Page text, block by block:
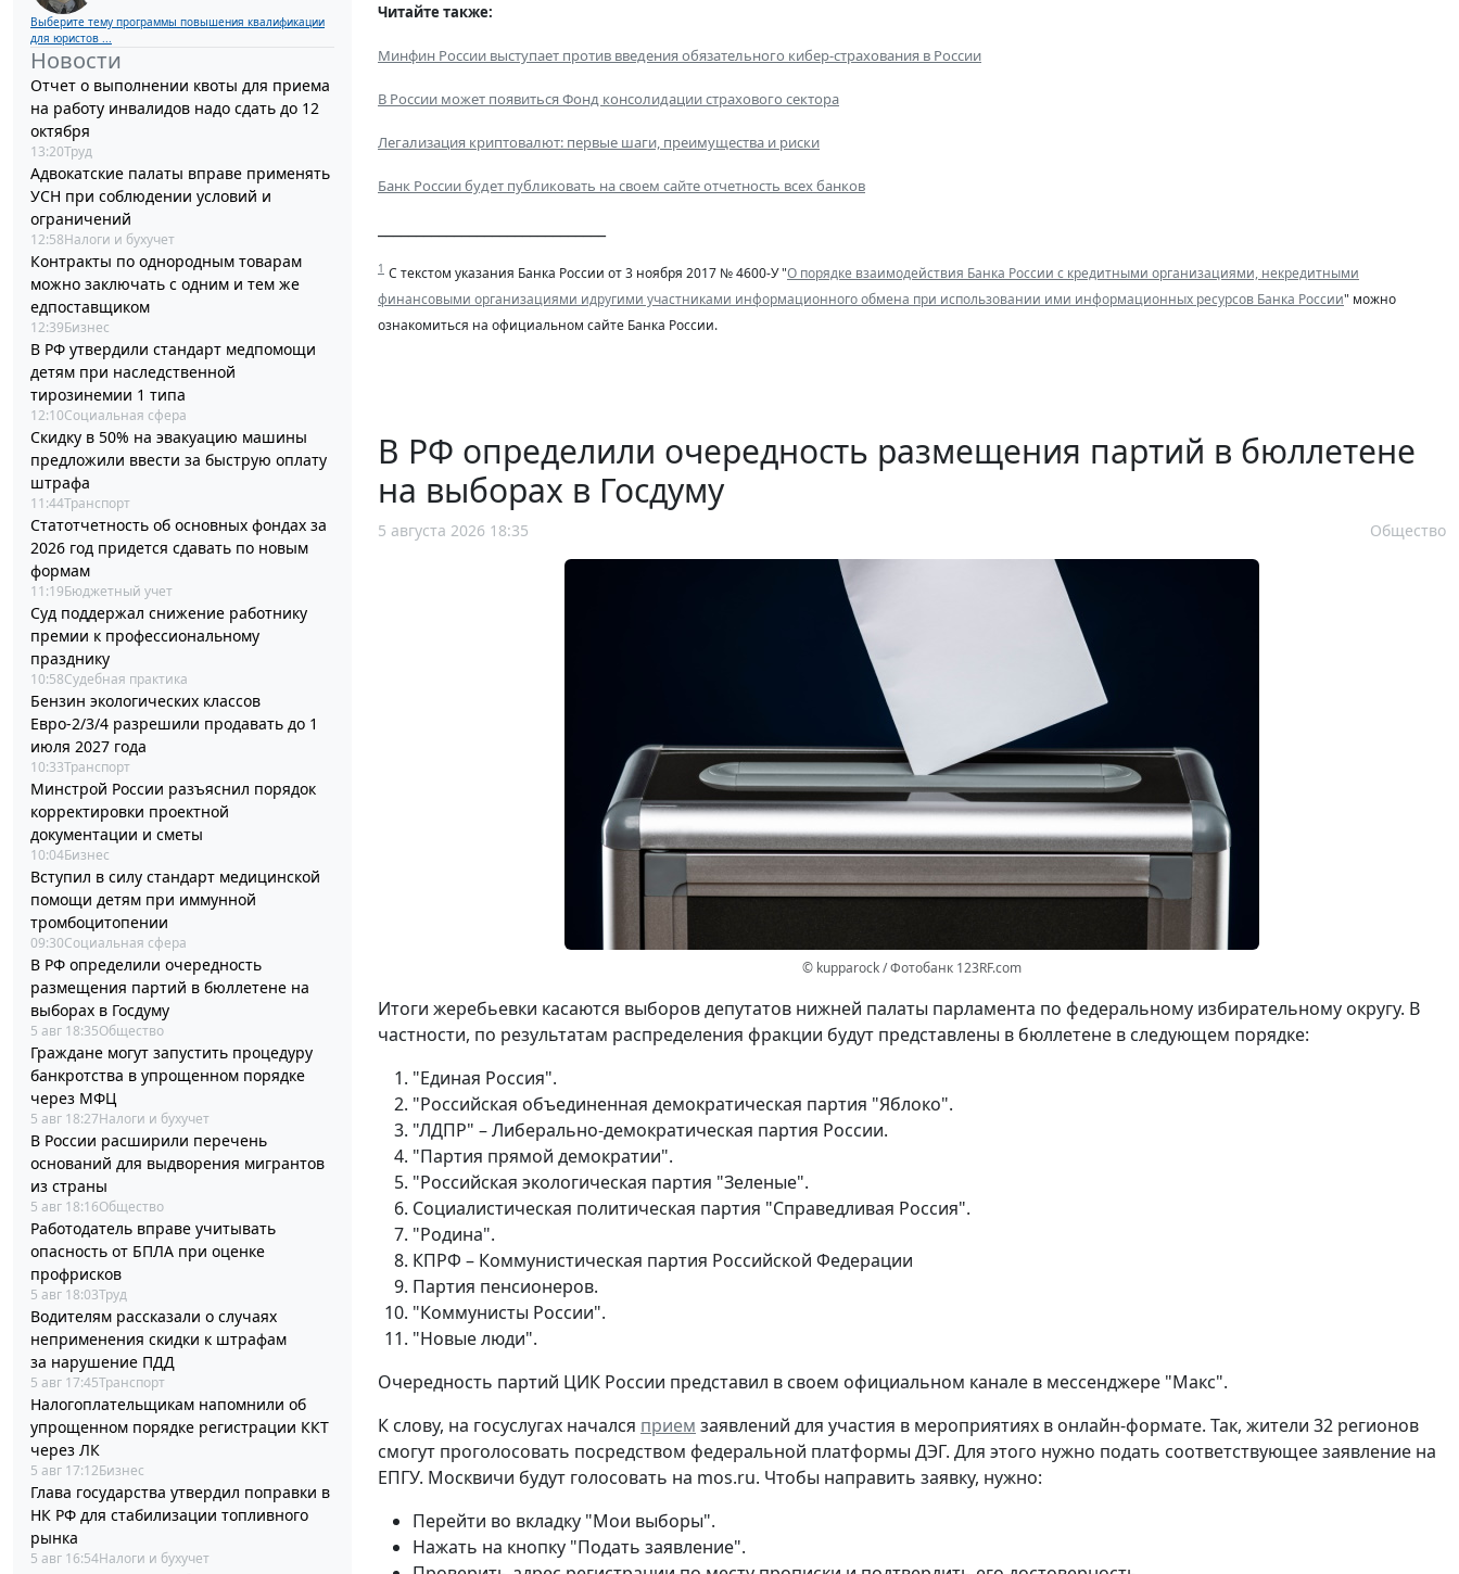
Выберите тему программы повышения квалификации
для юристов ...
Новости
Отчет о выполнении квоты для приема
на работу инвалидов надо сдать до 12
октября
13:20Труд
Адвокатские палаты вправе применять
УСН при соблюдении условий и
ограничений
12:58Налоги и бухучет
Контракты по однородным товарам
можно заключать с одним и тем же
едпоставщиком
12:39Бизнес
В РФ утвердили стандарт медпомощи
детям при наследственной
тирозинемии 1 типа
12:10Социальная сфера
Скидку в 50% на эвакуацию машины
предложили ввести за быструю оплату
штрафа
11:44Транспорт
Статотчетность об основных фондах за
2026 год придется сдавать по новым
формам
11:19Бюджетный учет
Суд поддержал снижение работнику
премии к профессиональному
празднику
10:58Судебная практика
Бензин экологических классов
Евро-2/3/4 разрешили продавать до 1
июля 2027 года
10:33Транспорт
Минстрой России разъяснил порядок
корректировки проектной
документации и сметы
10:04Бизнес
Вступил в силу стандарт медицинской
помощи детям при иммунной
тромбоцитопении
09:30Социальная сфера
В РФ определили очередность
размещения партий в бюллетене на
выборах в Госдуму
5 авг 18:35Общество
Граждане могут запустить процедуру
банкротства в упрощенном порядке
через МФЦ
5 авг 18:27Налоги и бухучет
В России расширили перечень
оснований для выдворения мигрантов
из страны
5 авг 18:16Общество
Работодатель вправе учитывать
опасность от БПЛА при оценке
профрисков
5 авг 18:03Труд
Водителям рассказали о случаях
неприменения скидки к штрафам
за нарушение ПДД
5 авг 17:45Транспорт
Налогоплательщикам напомнили об
упрощенном порядке регистрации ККТ
через ЛК
5 авг 17:12Бизнес
Глава государства утвердил поправки в
НК РФ для стабилизации топливного
рынка
5 авг 16:54Налоги и бухучет
Читайте также:
Минфин России выступает против введения обязательного кибер-страхования в России
В России может появиться Фонд консолидации страхового сектора
Легализация криптовалют: первые шаги, преимущества и риски
Банк России будет публиковать на своем сайте отчетность всех банков
1 С текстом указания Банка России от 3 ноября 2017 № 4600-У "О порядке взаимодействия Банка России с кредитными организациями, некредитными
финансовыми организациями идругими участниками информационного обмена при использовании ими информационных ресурсов Банка России" можно
ознакомиться на официальном сайте Банка России.
В РФ определили очередность размещения партий в бюллетене
на выборах в Госдуму
5 августа 2026 18:35 Общество
© kupparock / Фотобанк 123RF.com
Итоги жеребьевки касаются выборов депутатов нижней палаты парламента по федеральному избирательному округу. В
частности, по результатам распределения фракции будут представлены в бюллетене в следующем порядке:
"Единая Россия".
"Российская объединенная демократическая партия "Яблоко".
"ЛДПР" – Либерально-демократическая партия России.
"Партия прямой демократии".
"Российская экологическая партия "Зеленые".
Социалистическая политическая партия "Справедливая Россия".
"Родина".
КПРФ – Коммунистическая партия Российской Федерации
Партия пенсионеров.
"Коммунисты России".
"Новые люди".
Очередность партий ЦИК России представил в своем официальном канале в мессенджере "Макс".
К слову, на госуслугах начался прием заявлений для участия в мероприятиях в онлайн-формате. Так, жители 32 регионов
смогут проголосовать посредством федеральной платформы ДЭГ. Для этого нужно подать соответствующее заявление на
ЕПГУ. Москвичи будут голосовать на mos.ru. Чтобы направить заявку, нужно:
Перейти во вкладку "Мои выборы".
Нажать на кнопку "Подать заявление".